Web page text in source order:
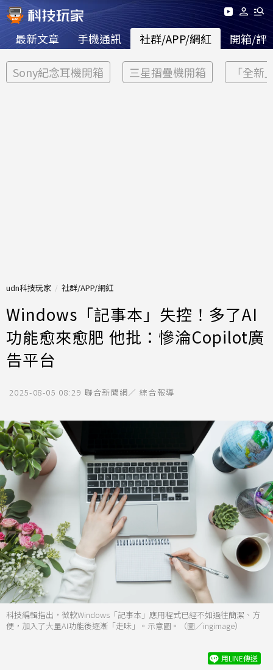
最新文章 手機通訊 社群/APP/網紅 開箱/評
Sony紀念耳機開箱 三星摺疊機開箱 「全新
udn科技玩家 社群/APP/網紅
Windows「記事本」失控！多了AI
功能愈來愈肥 他批：慘淪Copilot廣
告平台
2025-08-05 08:29 聯合新聞網／ 綜合報導
科技編輯指出，微軟Windows「記事本」應用程式已經不如過往簡潔、方
便，加入了大量AI功能後逐漸「走味」。示意圖。（圖／ingimage）
用LINE傳送